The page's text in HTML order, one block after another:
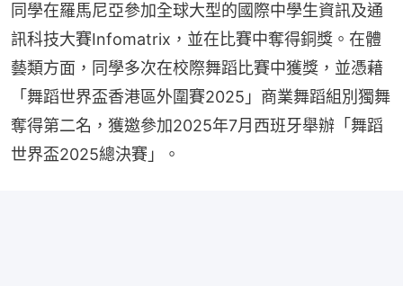
同學在羅馬尼亞參加全球大型的國際中學生資訊及通
訊科技大賽Infomatrix，並在比賽中奪得銅獎。在體
藝類方面，同學多次在校際舞蹈比賽中獲獎，並憑藉
「舞蹈世界盃香港區外圍賽2025」商業舞蹈組別獨舞
奪得第二名，獲邀參加2025年7月西班牙舉辦「舞蹈
世界盃2025總決賽」。